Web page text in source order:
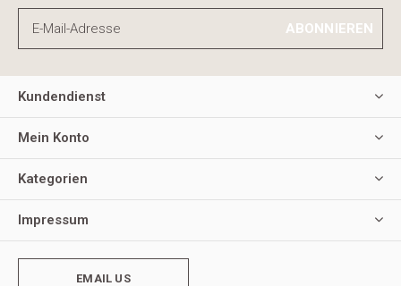
ABONNIEREN
Kundendienst
Mein Konto
Kategorien
Impressum
EMAIL US